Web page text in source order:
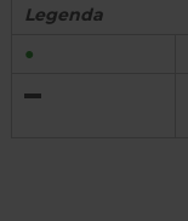
Legenda
●
▬